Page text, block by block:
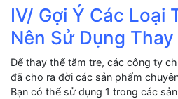
IV/ Gợi Ý Các Loại
Nên Sử Dụng
Để thay thế tăm tre, các công ty
đã cho ra đời các sản phẩm
Bạn có thể sử dụng 1 trong các